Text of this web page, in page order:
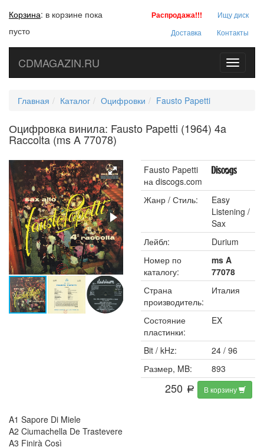
Корзина: в корзине пока
пусто
Распродажа!!!
Ищу диск
Доставка
Контакты
Toggle
CDMAGAZIN.RU
Главная Каталог Оцифровки Fausto Papetti
Оцифровка винила: Fausto Papetti (1964) 4a
Raccolta (ms A 77078)
Fausto Papetti
на discogs.com
Жанр / Стиль:
Easy
Listening /
Sax
Лейбл:
Durium
Номер по
каталогу:
ms A
77078
Страна
производитель:
Италия
Состояние
пластинки:
EX
Bit / kHz:
24 / 96
Размер, MB:
893
250 a В корзину
A1 Sapore Di Miele
A2 Ciumachella De Trastevere
A3 Finirà Così